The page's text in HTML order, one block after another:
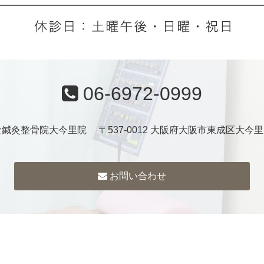
06-6972-0999
鍼灸整骨院大今里院 〒537-0012 大阪府大阪市東成区大今
お問い合わせ